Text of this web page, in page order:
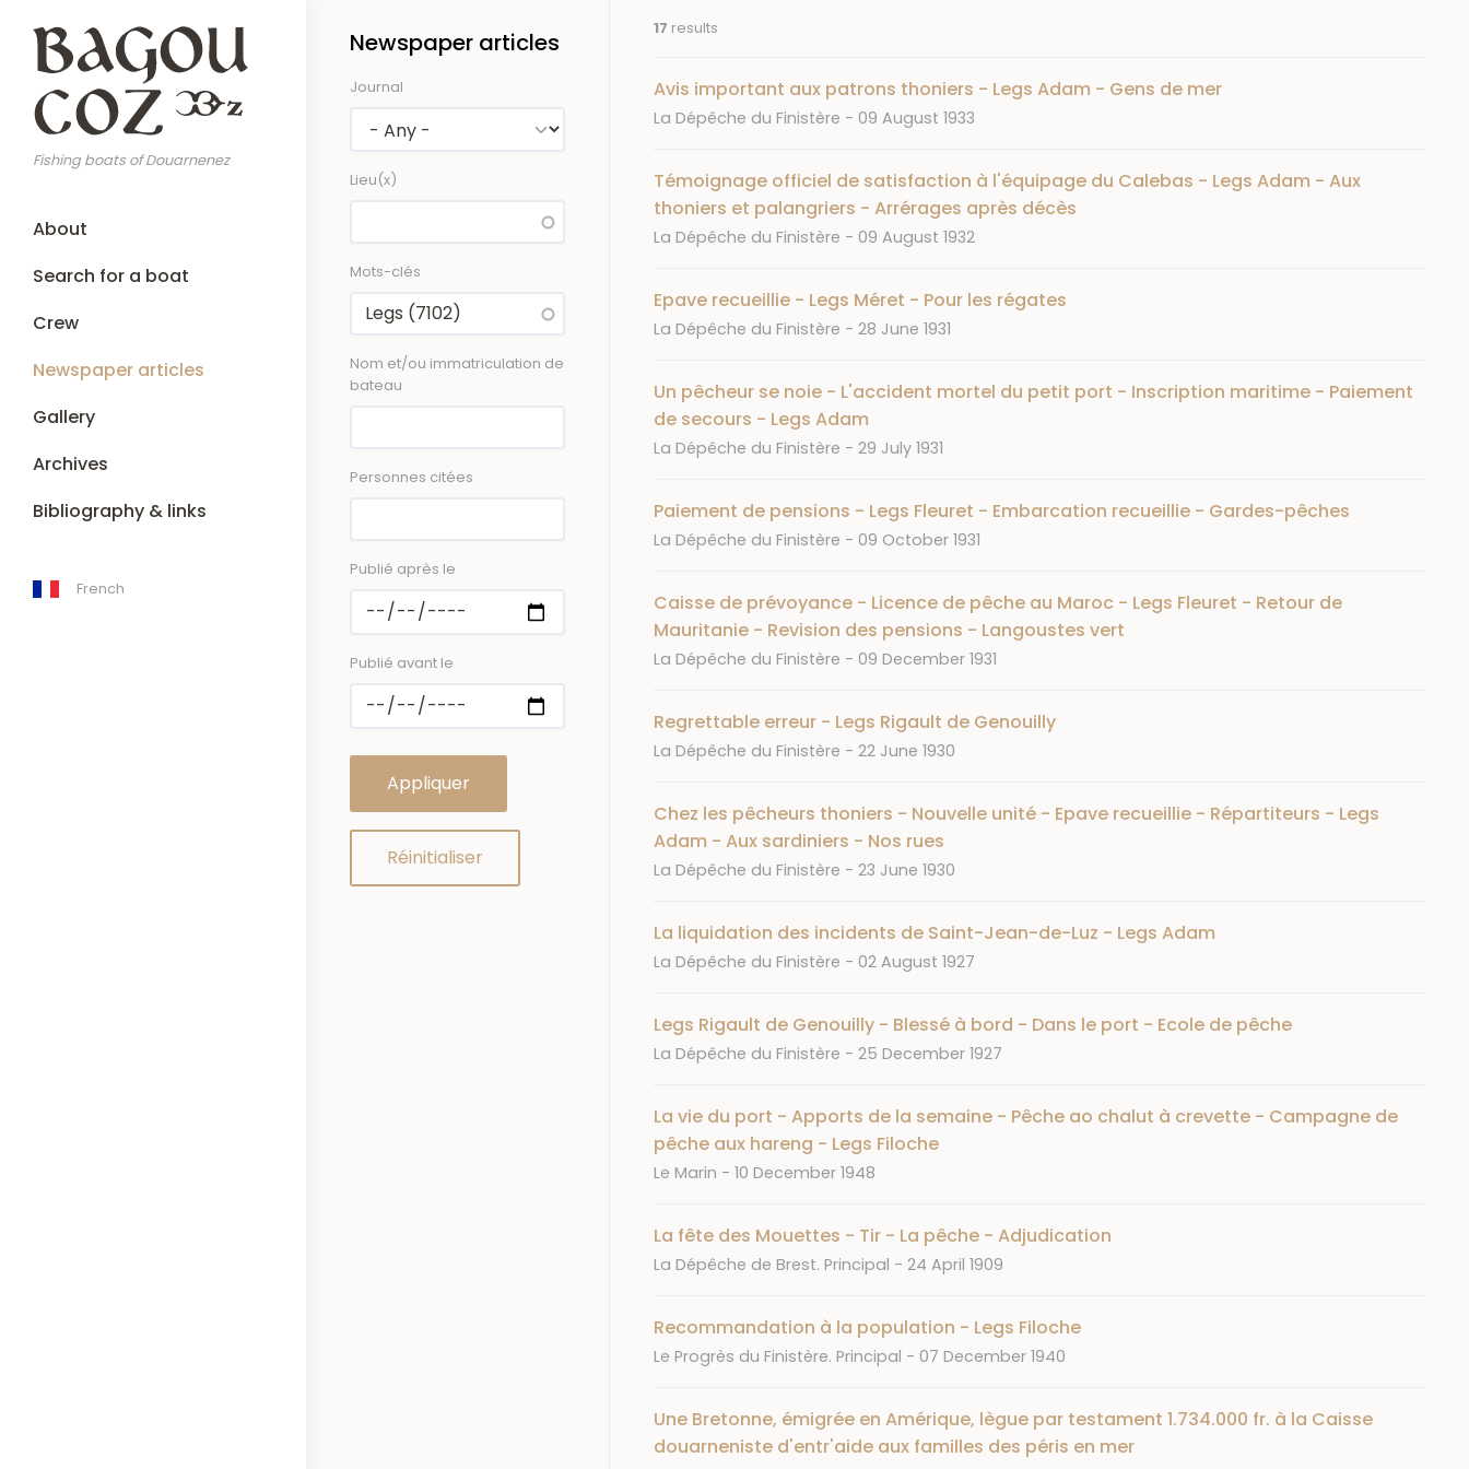
main
content
Fishing boats of Douarnenez
MainAbout
Search for a boat
Crew
Newspaper articles
Gallery
Archives
Bibliography & links
French
Newspaper articles
Journal
Lieu(x)
Mots-clés
Nom et/ou immatriculation de
bateau
Personnes citées
Publié après le
Publié avant le
17 results
Avis important aux patrons thoniers - Legs Adam - Gens de mer
Journal
La Dépêche du Finistère Date
09 August 1933
Témoignage officiel de satisfaction à l'équipage du Calebas - Legs Adam - Aux
thoniers et palangriers - Arrérages après décès
Journal
La Dépêche du Finistère Date
09 August 1932
Epave recueillie - Legs Méret - Pour les régates
Journal
La Dépêche du Finistère Date
28 June 1931
Un pêcheur se noie - L'accident mortel du petit port - Inscription maritime - Paiement
de secours - Legs Adam
Journal
La Dépêche du Finistère Date
29 July 1931
Paiement de pensions - Legs Fleuret - Embarcation recueillie - Gardes-pêches
Journal
La Dépêche du Finistère Date
09 October 1931
Caisse de prévoyance - Licence de pêche au Maroc - Legs Fleuret - Retour de
Mauritanie - Revision des pensions - Langoustes vert
Journal
La Dépêche du Finistère Date
09 December 1931
Regrettable erreur - Legs Rigault de Genouilly
Journal
La Dépêche du Finistère Date
22 June 1930
Chez les pêcheurs thoniers - Nouvelle unité - Epave recueillie - Répartiteurs - Legs
Adam - Aux sardiniers - Nos rues
Journal
La Dépêche du Finistère Date
23 June 1930
La liquidation des incidents de Saint-Jean-de-Luz - Legs Adam
Journal
La Dépêche du Finistère Date
02 August 1927
Legs Rigault de Genouilly - Blessé à bord - Dans le port - Ecole de pêche
Journal
La Dépêche du Finistère Date
25 December 1927
La vie du port - Apports de la semaine - Pêche ao chalut à crevette - Campagne de
pêche aux hareng - Legs Filoche
Journal
Le Marin Date
10 December 1948
La fête des Mouettes - Tir - La pêche - Adjudication
Journal
La Dépêche de Brest. Principal Date
24 April 1909
Recommandation à la population - Legs Filoche
Journal
Le Progrès du Finistère. Principal Date
07 December 1940
Une Bretonne, émigrée en Amérique, lègue par testament 1.734.000 fr. à la Caisse
douarneniste d'entr'aide aux familles des péris en mer